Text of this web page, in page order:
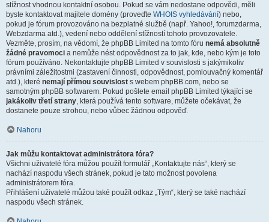
stížnost vhodnou kontaktní osobou. Pokud se vám nedostane odpovědi, měli
byste kontaktovat majitele domény (proveďte WHOIS vyhledávání) nebo,
pokud je fórum provozováno na bezplatné službě (např. Yahoo!, forumzdarma,
Webzdarma atd.), vedení nebo oddělení stížností tohoto provozovatele.
Vezměte, prosím, na vědomí, že phpBB Limited na tomto fóru nemá absolutně
žádné pravomoci a nemůže nést odpovědnost za to jak, kde, nebo kým je toto
fórum používáno. Nekontaktujte phpBB Limited v souvislosti s jakýmikoliv
právními záležitostmi (zastavení činnosti, odpovědnost, pomlouvačný komentář
atd.), které nemají přímou souvislost s webem phpBB.com, nebo se
samotným phpBB softwarem. Pokud pošlete email phpBB Limited týkající se
jakákoliv třetí strany, která používá tento software, můžete očekávat, že
dostanete pouze strohou, nebo vůbec žádnou odpověď.
Nahoru
Jak můžu kontaktovat administrátora fóra?
Všichni uživatelé fóra můžou použít formulář „Kontaktujte nás“, který se
nachází naspodu všech stránek, pokud je tato možnost povolena
administrátorem fóra.
Přihlášení uživatelé můžou také použít odkaz „Tým“, který se také nachází
naspodu všech stránek.